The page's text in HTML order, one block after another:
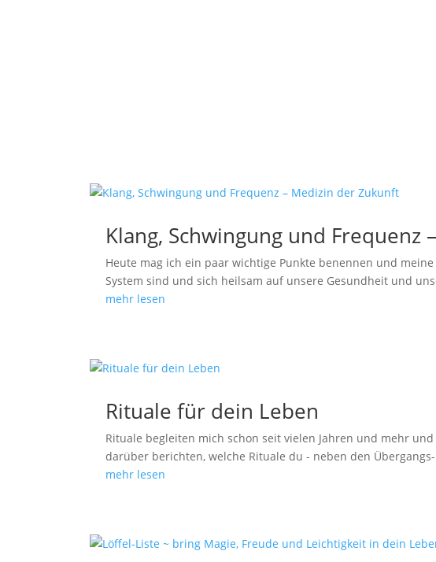
Klang, Schwingung und
Heute mag ich ein paar wichtige Punkte benennen und
System sind und sich heilsam auf unsere Gesundheit und
mehr lesen
Rituale für dein Leben
Rituale begleiten mich schon seit vielen Jahren und mehr
darüber berichten, welche Rituale du - neben den
mehr lesen